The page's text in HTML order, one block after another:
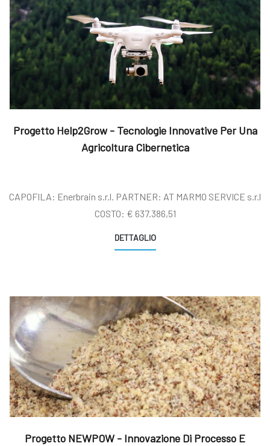
Progetto Help2Grow - Tecnologie Innovative Per Una
Agricoltura Cibernetica
CAPOFILA: Enerbrain s.r.l. PARTNER: AT MARMO SERVICE s.r.l
COSTO: € 637.386,51
DETTAGLIO
Progetto NEWPOW - Innovazione Di Processo E